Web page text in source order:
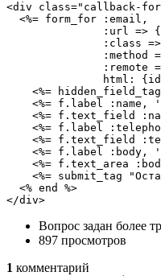
<div class="callback-
  <%= form_for :email,
:url =>
:class
:method
:remote
html:
<%=
<%= f.label :name,
<%= f.text_field
<%= f.label
<%= f.text_field
<%= f.label :body,
<%= f.text_area
<%= submit_tag
  <% end %>
</div>
Вопрос задан более
897 просмотров
1 комментарий